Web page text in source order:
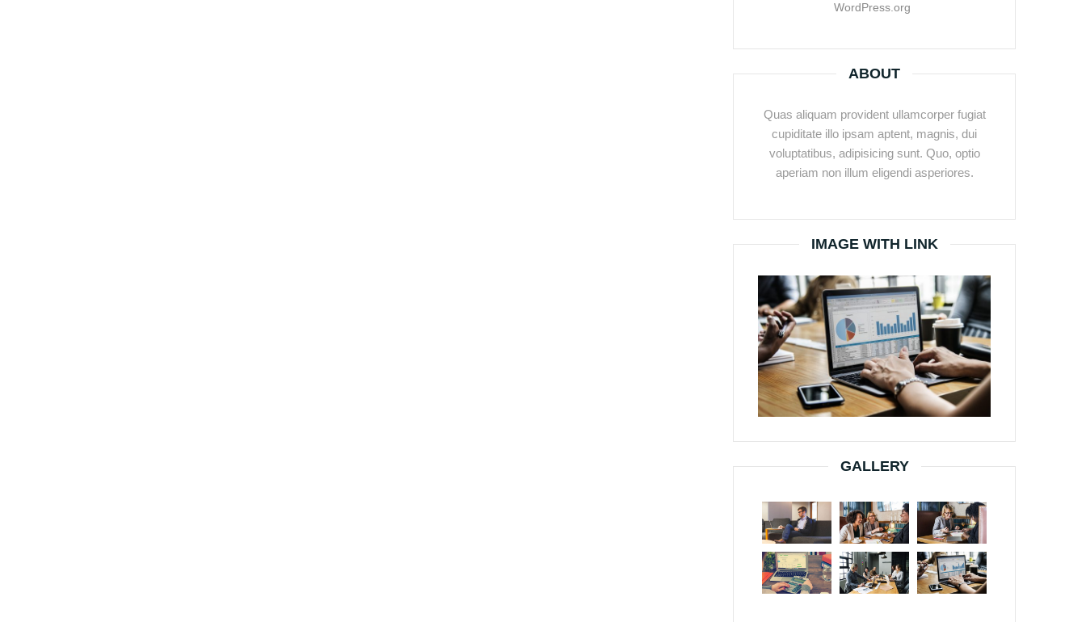
WordPress.org
ABOUT
Quas aliquam provident ullamcorper fugiat
cupiditate illo ipsam aptent, magnis, dui
voluptatibus, adipisicing sunt. Quo, optio
aperiam non illum eligendi asperiores.
IMAGE WITH LINK
GALLERY